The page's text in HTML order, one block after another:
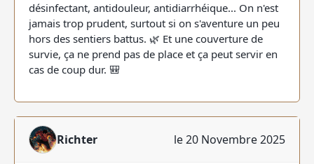
désinfectant, antidouleur, antidiarrhéique... On n'est
jamais trop prudent, surtout si on s'aventure un peu
hors des sentiers battus. 🌿 Et une couverture de
survie, ça ne prend pas de place et ça peut servir en
cas de coup dur. 🎒
Richter le 20 Novembre 2025